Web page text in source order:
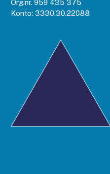
Org.nr. 959 435 375
Konto: 3330.30.22088